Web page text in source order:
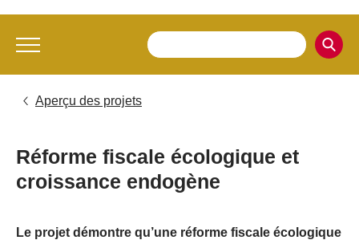
Aperçu des projets
Réforme fiscale écologique et
croissance endogène
Le projet démontre qu’une réforme fiscale écologique